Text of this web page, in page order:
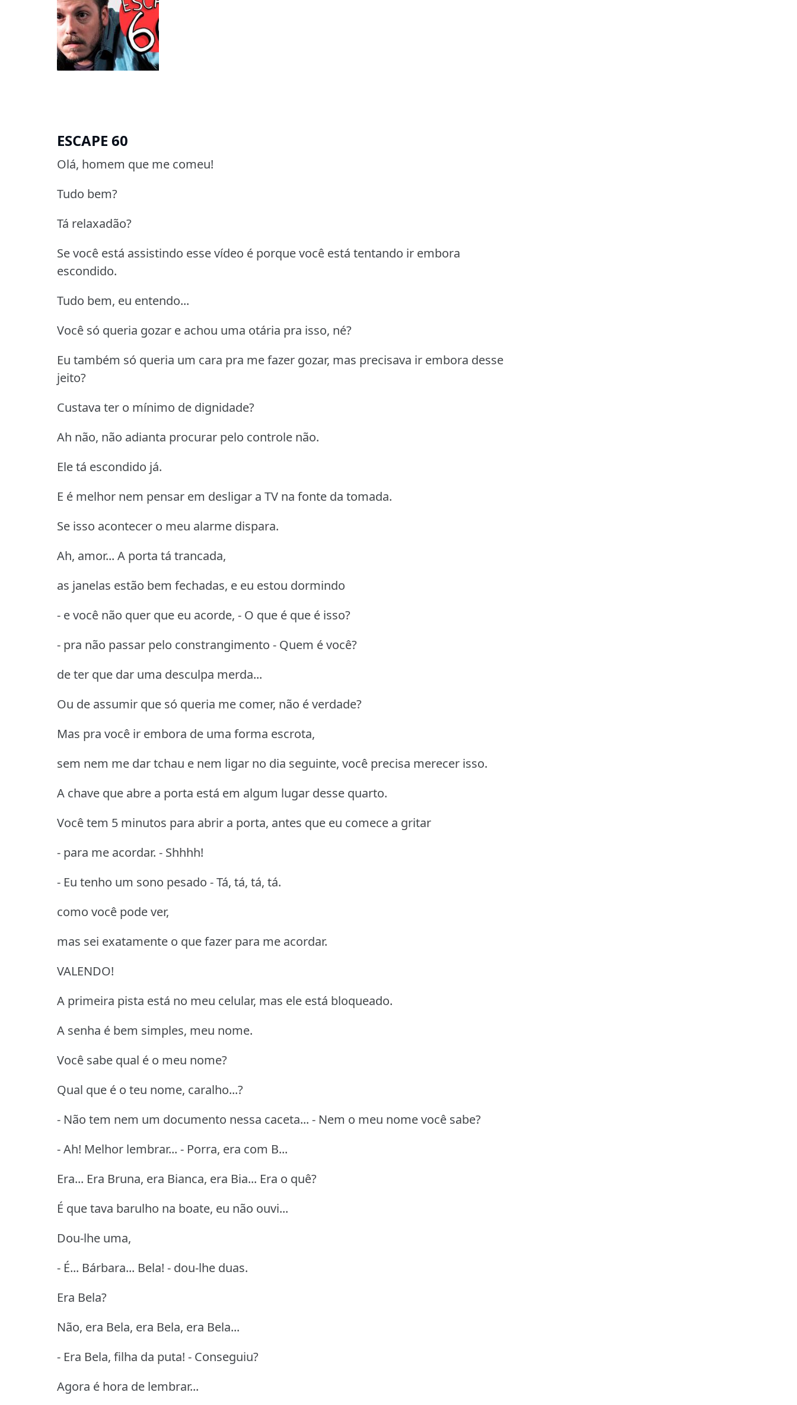
ESCAPE 60
Olá, homem que me comeu!
Tudo bem?
Tá relaxadão?
Se você está assistindo esse vídeo é porque você está tentando ir embora
escondido.
Tudo bem, eu entendo...
Você só queria gozar e achou uma otária pra isso, né?
Eu também só queria um cara pra me fazer gozar, mas precisava ir embora desse
jeito?
Custava ter o mínimo de dignidade?
Ah não, não adianta procurar pelo controle não.
Ele tá escondido já.
E é melhor nem pensar em desligar a TV na fonte da tomada.
Se isso acontecer o meu alarme dispara.
Ah, amor... A porta tá trancada,
as janelas estão bem fechadas, e eu estou dormindo
- e você não quer que eu acorde, - O que é que é isso?
- pra não passar pelo constrangimento - Quem é você?
de ter que dar uma desculpa merda...
Ou de assumir que só queria me comer, não é verdade?
Mas pra você ir embora de uma forma escrota,
sem nem me dar tchau e nem ligar no dia seguinte, você precisa merecer isso.
A chave que abre a porta está em algum lugar desse quarto.
Você tem 5 minutos para abrir a porta, antes que eu comece a gritar
- para me acordar. - Shhhh!
- Eu tenho um sono pesado - Tá, tá, tá, tá.
como você pode ver,
mas sei exatamente o que fazer para me acordar.
VALENDO!
A primeira pista está no meu celular, mas ele está bloqueado.
A senha é bem simples, meu nome.
Você sabe qual é o meu nome?
Qual que é o teu nome, caralho...?
- Não tem nem um documento nessa caceta... - Nem o meu nome você sabe?
- Ah! Melhor lembrar... - Porra, era com B...
Era... Era Bruna, era Bianca, era Bia... Era o quê?
É que tava barulho na boate, eu não ouvi...
Dou-lhe uma,
- É... Bárbara... Bela! - dou-lhe duas.
Era Bela?
Não, era Bela, era Bela, era Bela...
- Era Bela, filha da puta! - Conseguiu?
Agora é hora de lembrar...